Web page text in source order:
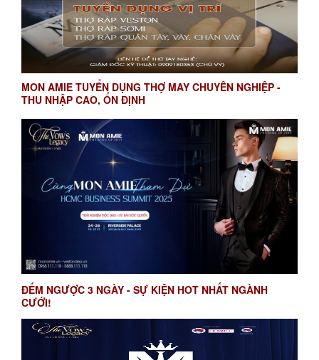
MON AMIE TUYỂN DỤNG THỢ MAY CHUYÊN NGHIỆP -
THU NHẬP CAO, ỔN ĐỊNH
ĐẾM NGƯỢC 3 NGÀY - SỰ KIỆN HOT NHẤT NGÀNH
CƯỚI!